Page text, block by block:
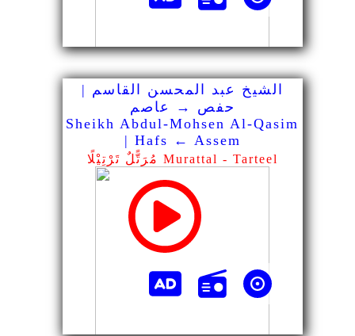
الشيخ عبد المحسن القاسم |
حفص → عاصم
Sheikh Abdul-Mohsen Al-Qasim
| Hafs ← Assem
مُرَتًّلٌ تَرْتِيْلًا Murattal - Tarteel